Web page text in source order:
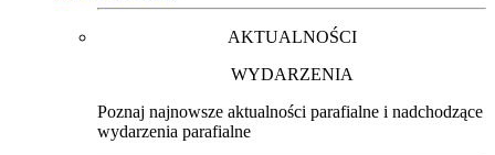
AKTUALNOŚCI
WYDARZENIA
Poznaj najnowsze aktualności parafialne i nadchodzące
wydarzenia parafialne